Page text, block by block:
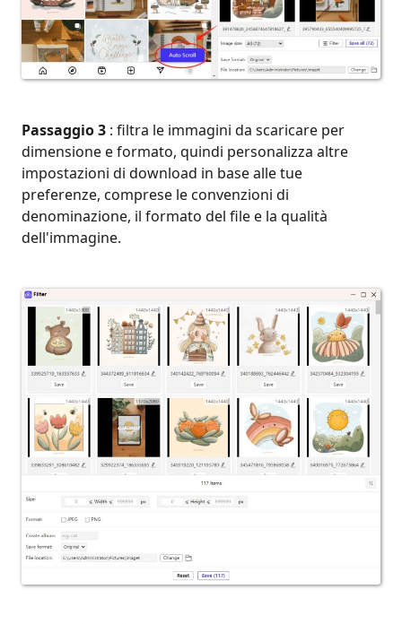
Passaggio 3 : filtra le immagini da scaricare per
dimensione e formato, quindi personalizza altre
impostazioni di download in base alle tue
preferenze, comprese le convenzioni di
denominazione, il formato del file e la qualità
dell'immagine.